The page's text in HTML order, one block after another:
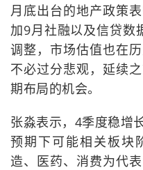
月底出台的地产政策
加9月社融以及信贷数
调整，市场估值也在
不必过分悲观，延续
期布局的机会。
张淼表示，4季度稳增
预期下可能相关板块
造、医药、消费为代